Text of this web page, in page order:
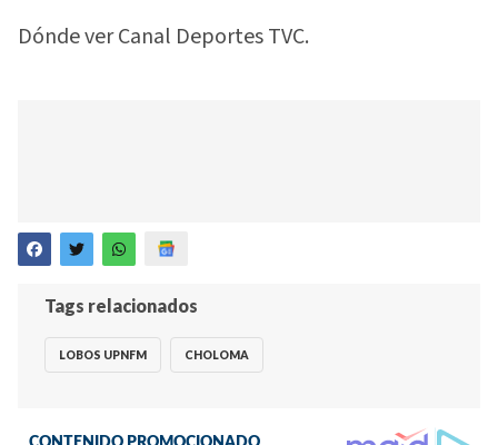
Dónde ver Canal Deportes TVC.
Tags relacionados
LOBOS UPNFM CHOLOMA